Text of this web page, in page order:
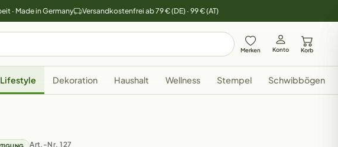
· Made in Germany Versandkostenfrei ab 79 € (DE) · 99 € (AT)
Merken Konto Korb
Lifestyle Dekoration Haushalt Wellness Stempel Schwibbögen
Art.-Nr. 127